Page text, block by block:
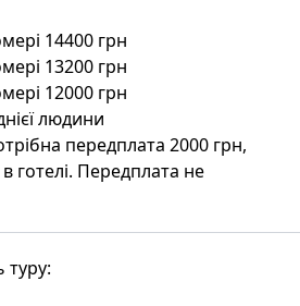
14400 грн
13200 грн
12000 грн
людини
передплата 2000 грн,
готелі. Передплата не
туру: